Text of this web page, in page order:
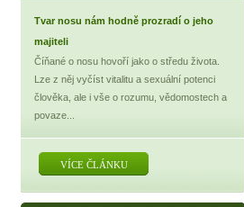
Tvar nosu nám hodně prozradí o jeho
majiteli
Číňané o nosu hovoří jako o středu života.
Lze z něj vyčíst vitalitu a sexuální potenci
člověka, ale i vše o rozumu, vědomostech a
povaze...
VÍCE ČLÁNKU